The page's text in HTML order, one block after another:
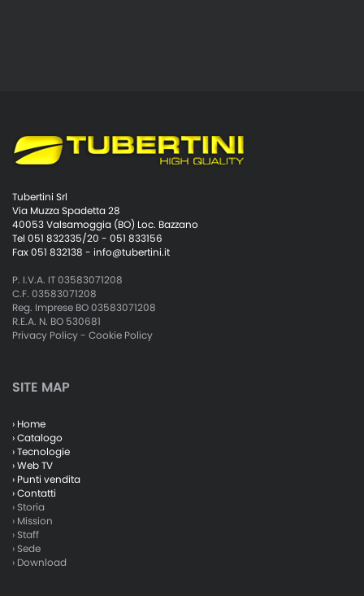
Tubertini Srl
Via Muzza Spadetta 28
40053 Valsamoggia (BO) Loc. Bazzano
Tel 051 832335/20 - 051 833156
Fax 051 832138 - info@tubertini.it
P. I.V.A. IT 03583071208
C.F. 03583071208
Reg. Imprese BO 03583071208
R.E.A. N. BO 530681
Privacy Policy- Cookie Policy
SITE MAP
› Home
› Catalogo
› Tecnologie
› Web TV
› Punti vendita
› Contatti
› Storia
› Mission
› Staff
› Sede
› Download